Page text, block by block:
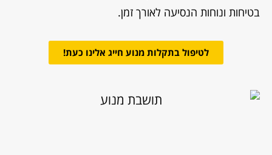
בטיחות ונוחות הנסיעה לאורך זמן.
לטיפול בתקלות מנוע חייג אלינו כעת!